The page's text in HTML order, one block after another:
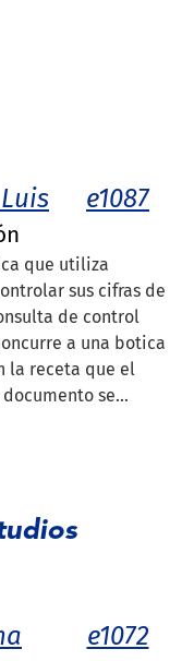
e1087
que utiliza
sus cifras de
de control
a una botica
la receta que el
se...
e1072